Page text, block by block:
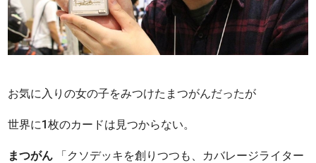
お気に入りの女の子をみつけたまつがんだったが
世界に1枚のカードは見つからない。
まつがん 「クソデッキを創りつつも、カバレージライター